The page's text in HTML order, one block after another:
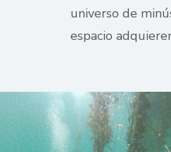
universo de
espacio